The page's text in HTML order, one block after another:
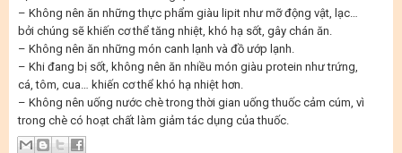
– Không nên ăn những thực phẩm giàu lipit như mỡ động vật, lạc…
bởi chúng sẽ khiến cơ thể tăng nhiệt, khó hạ sốt, gây chán ăn.
– Không nên ăn những món canh lạnh và đồ ướp lạnh.
– Khi đang bị sốt, không nên ăn nhiều món giàu protein như trứng,
cá, tôm, cua… khiến cơ thể khó hạ nhiệt hơn.
– Không nên uống nước chè trong thời gian uống thuốc cảm cúm, vì
trong chè có hoạt chất làm giảm tác dụng của thuốc.